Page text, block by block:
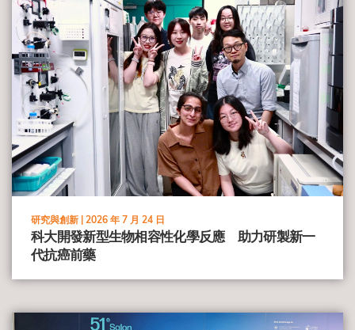
研究與創新 | 2026 年 7 月 24 日
科大開發新型生物相容性化學反應 助力研製新一
代抗癌前藥
view